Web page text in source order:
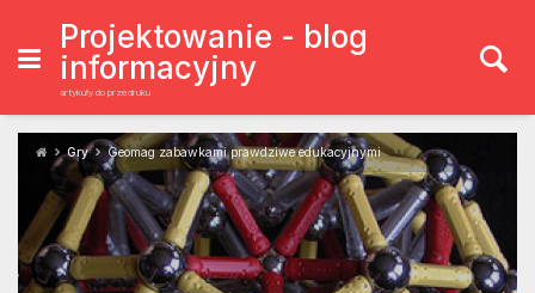
content
Projektowanie - blog
informacyjny
artykuły do przedruku
Gry Geomag zabawkami prawdziwe edukacyjnymi